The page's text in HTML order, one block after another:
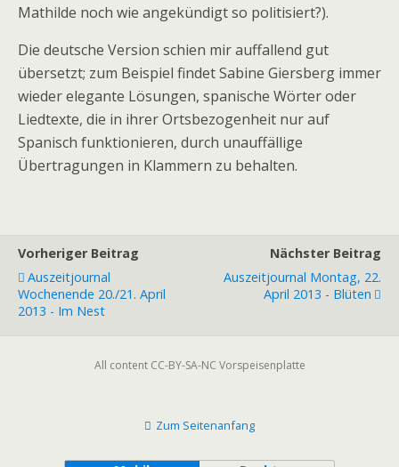
Mathilde noch wie angekündigt so politisiert?).
Die deutsche Version schien mir auffallend gut
übersetzt; zum Beispiel findet Sabine Giersberg immer
wieder elegante Lösungen, spanische Wörter oder
Liedtexte, die in ihrer Ortsbezogenheit nur auf
Spanisch funktionieren, durch unauffällige
Übertragungen in Klammern zu behalten.
Vorheriger Beitrag
Auszeitjournal
Wochenende 20./21. April
2013 - Im Nest
Nächster Beitrag
Auszeitjournal Montag, 22.
April 2013 - Blüten
All content CC-BY-SA-NC Vorspeisenplatte
Zum Seitenanfang